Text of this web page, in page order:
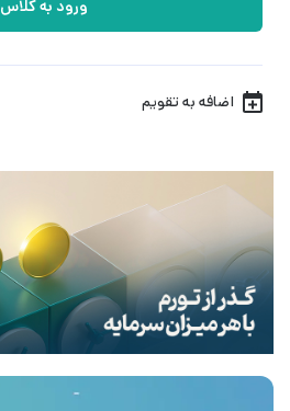
ورود به کلاس
اضافه به تقویم